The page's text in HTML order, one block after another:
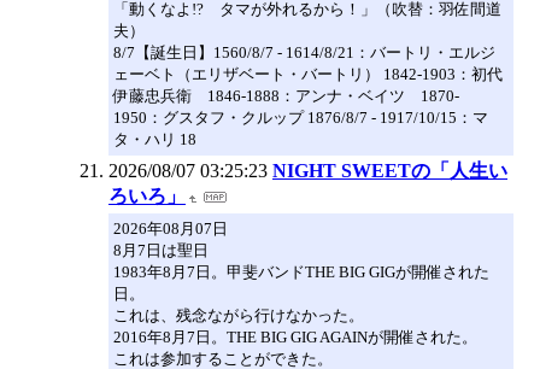
「動くなよ!? タマが外れるから！」（吹替：羽佐間道
夫）
8/7【誕生日】1560/8/7 - 1614/8/21：バートリ・エルジ
ェーベト（エリザベート・バートリ） 1842-1903：初代
伊藤忠兵衛 1846-1888：アンナ・ベイツ 1870-
1950：グスタフ・クルップ 1876/8/7 - 1917/10/15：マ
タ・ハリ 18
2026/08/07 03:25:23 NIGHT SWEETの「人生い
ろいろ」
2026年08月07日
8月7日は聖日
1983年8月7日。甲斐バンドTHE BIG GIGが開催された
日。
これは、残念ながら行けなかった。
2016年8月7日。THE BIG GIG AGAINが開催された。
これは参加することができた。